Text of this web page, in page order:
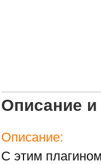
Описание и
Описание:
С этим